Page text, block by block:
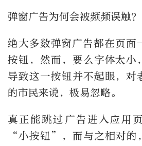
弹窗广告为何会被频频误触？
绝大多数弹窗广告都在页
按钮，然而，要么字体太小
导致这一按钮并不起眼，对
的市民来说，极易忽略。
真正能跳过广告进入应用
“小按钮”，而与之相对的